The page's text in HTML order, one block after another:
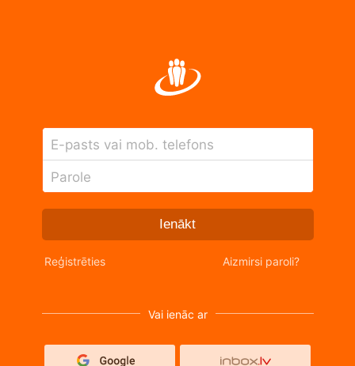
E-pasts vai mob. telefons
Parole
Ienākt
Reģistrēties Aizmirsi paroli?
Vai ienāc ar